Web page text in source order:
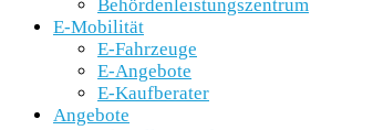
Behördenleistungszentrum
E-Mobilität
E-Fahrzeuge
E-Angebote
E-Kaufberater
Angebote